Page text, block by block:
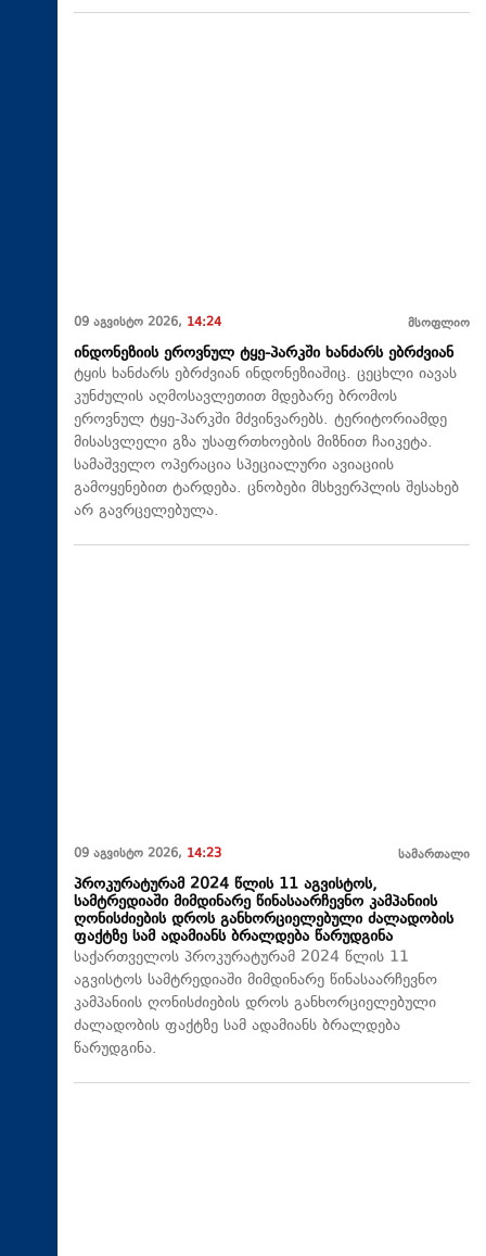
09 აგვისტო 2026, 14:24 მსოფლიო
ინდონეზიის ეროვნულ ტყე-პარკში ხანძარს ებრძვიან
ტყის ხანძარს ებრძვიან ინდონეზიაშიც. ცეცხლი იავას
კუნძულის აღმოსავლეთით მდებარე ბრომოს
ეროვნულ ტყე-პარკში მძვინვარებს. ტერიტორიამდე
მისასვლელი გზა უსაფრთხოების მიზნით ჩაიკეტა.
სამაშველო ოპერაცია სპეციალური ავიაციის
გამოყენებით ტარდება. ცნობები მსხვერპლის შესახებ
არ გავრცელებულა.
09 აგვისტო 2026, 14:23 სამართალი
პროკურატურამ 2024 წლის 11 აგვისტოს,
სამტრედიაში მიმდინარე წინასაარჩევნო კამპანიის
ღონისძიების დროს განხორციელებული ძალადობის
ფაქტზე სამ ადამიანს ბრალდება წარუდგინა
საქართველოს პროკურატურამ 2024 წლის 11
აგვისტოს სამტრედიაში მიმდინარე წინასაარჩევნო
კამპანიის ღონისძიების დროს განხორციელებული
ძალადობის ფაქტზე სამ ადამიანს ბრალდება
წარუდგინა.